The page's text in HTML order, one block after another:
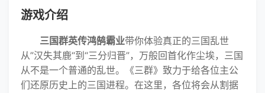
游戏介绍
三国群英传鸿鹄霸业带你体验真正的三国乱世
从”汉失其鹿“到“三分归晋”，万般回首化作尘埃，三国
从不是一个普通的乱世。《三群》致力于给各位主公
们还原历史上的三国进程。在这里，各位将会从割据